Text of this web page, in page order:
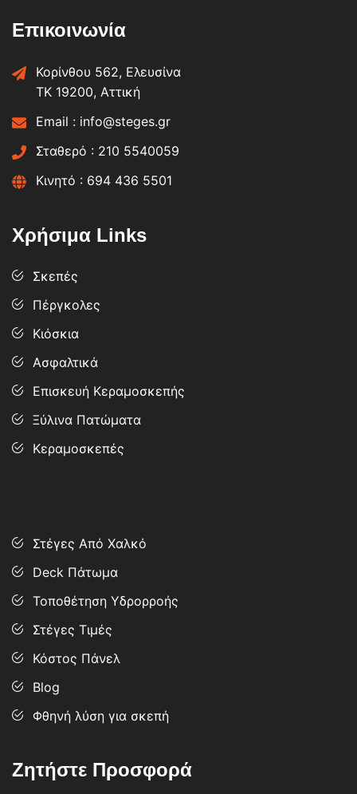
Επικοινωνία
Κορίνθου 562, Ελευσίνα
ΤΚ 19200, Αττική
Email : info@steges.gr
Σταθερό : 210 5540059
Κινητό : 694 436 5501
Χρήσιμα Links
Σκεπές
Πέργκολες
Κιόσκια
Ασφαλτικά
Επισκευή Κεραμοσκεπής
Ξύλινα Πατώματα
Κεραμοσκεπές
Στέγες Από Χαλκό
Deck Πάτωμα
Τοποθέτηση Υδρορροής
Στέγες Τιμές
Κόστος Πάνελ
Blog
Φθηνή λύση για σκεπή
Ζητήστε Προσφορά